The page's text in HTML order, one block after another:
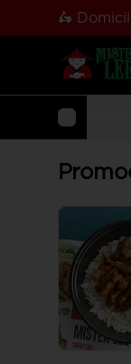
🛵